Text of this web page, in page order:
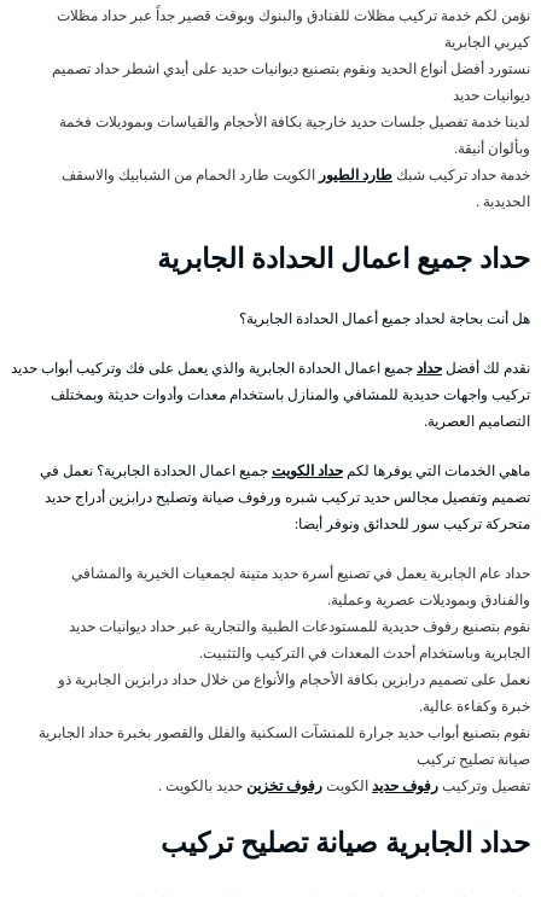
نؤمن لكم خدمة تركيب مظلات للفنادق والبنوك وبوقت قصير جداً عبر حداد مظلات
كيربي الجابرية
نستورد أفضل أنواع الحديد ونقوم بتصنيع ديوانيات حديد على أيدي اشطر حداد تصميم
ديوانيات حديد
لدينا خدمة تفصيل جلسات حديد خارجية بكافة الأحجام والقياسات وبموديلات فخمة
وبألوان أنيقة.
خدمة حداد تركيب شبكطارد الطيور الكويت طارد الحمام من الشبابيك والاسقف
الحديدية .
حداد جميع اعمال الحدادة الجابرية
هل أنت بحاجة لحداد جميع أعمال الحدادة الجابرية؟
نقدم لك أفضلحدادجميع اعمال الحدادة الجابرية والذي يعمل على فك وتركيب أبواب حديد
تركيب واجهات حديدية للمشافي والمنازل باستخدام معدات وأدوات حديثة وبمختلف
التصاميم العصرية.
ماهي الخدمات التي يوفرها لكم حداد الكويتجميع اعمال الحدادة الجابرية؟ نعمل في
تصميم وتفصيل مجالس حديد تركيب شبره ورفوف صيانة وتصليح درابزين أدراج حديد
متحركة تركيب سور للحدائق ونوفر أيضا:
حداد عام الجابرية يعمل في تصنيع أسرة حديد متينة لجمعيات الخيرية والمشافي
والفنادق وبموديلات عصرية وعملية.
نقوم بتصنيع رفوف حديدية للمستودعات الطبية والتجارية عبر حداد ديوانيات حديد
الجابرية وباستخدام أحدث المعدات في التركيب والتثبيت.
نعمل على تصميم درابزين بكافة الأحجام والأنواع من خلال حداد درابزين الجابرية ذو
خبرة وكفاءة عالية.
نقوم بتصنيع أبواب حديد جرارة للمنشآت السكنية والفلل والقصور بخبرة حداد الجابرية
صيانة تصليح تركيب
تفصيل وتركيبرفوف حديدالكويترفوف تخزينحديد بالكويت .
حداد الجابرية صيانة تصليح تركيب